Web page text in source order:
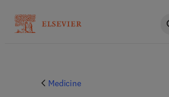
Medicine